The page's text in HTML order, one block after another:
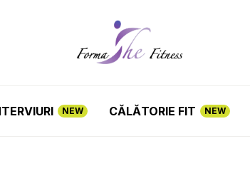
NEW CĂLĂTORIE FIT NEW